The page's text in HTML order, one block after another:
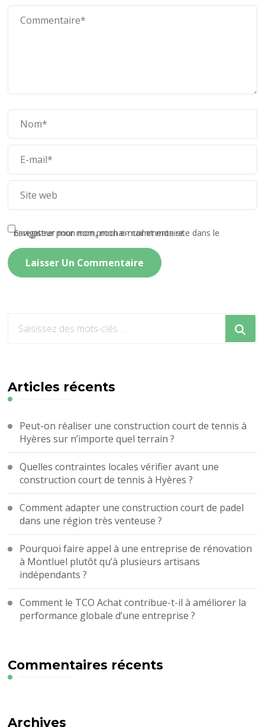
Enregistrer mon nom, mon e-mail et mon site dans le navigateur pour mon prochain commentaire.
?
Articles récents
Peut-on réaliser une construction court de tennis à
Hyères sur n’importe quel terrain ?
Quelles contraintes locales vérifier avant une
construction court de tennis à Hyères ?
Comment adapter une construction court de padel
dans une région très venteuse ?
Pourquoi faire appel à une entreprise de rénovation
à Montluel plutôt qu’à plusieurs artisans
indépendants ?
Comment le TCO Achat contribue-t-il à améliorer la
performance globale d’une entreprise ?
Commentaires récents
Archives